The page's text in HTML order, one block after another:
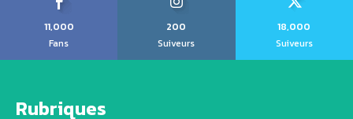
11,000
Fans
200
Suiveurs
18,000
Suiveurs
Rubriques